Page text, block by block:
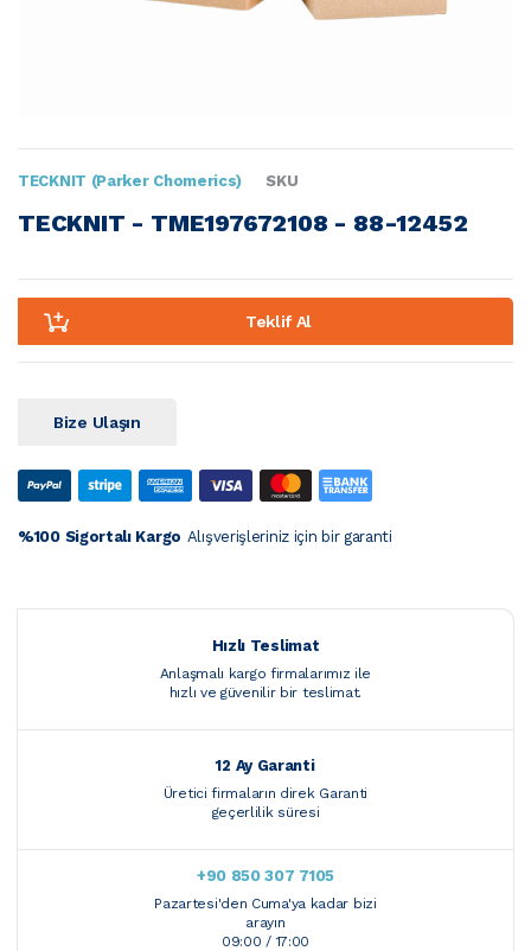
TECKNIT (Parker Chomerics) SKU
TECKNIT - TME197672108 - 88-12452
Teklif Al
Bize Ulaşın
%100 Sigortalı Kargo Alışverişleriniz için bir garanti
Hızlı Teslimat
Anlaşmalı kargo firmalarımız ile
hızlı ve güvenilir bir teslimat.
12 Ay Garanti
Üretici firmaların direk Garanti
geçerlilik süresi
+90 850 307 7105
Pazartesi'den Cuma'ya kadar bizi
arayın
09:00 / 17:00